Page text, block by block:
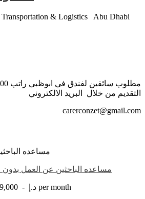
Transportation & Logistics
Abu Dhabi
التقديم من خلال البريد الالكتروني
carerconzet@gmail.com
مساعده
مساعده الباحثين عن العمل بدون
8,000 د.إ - 9,000 د.إ per month